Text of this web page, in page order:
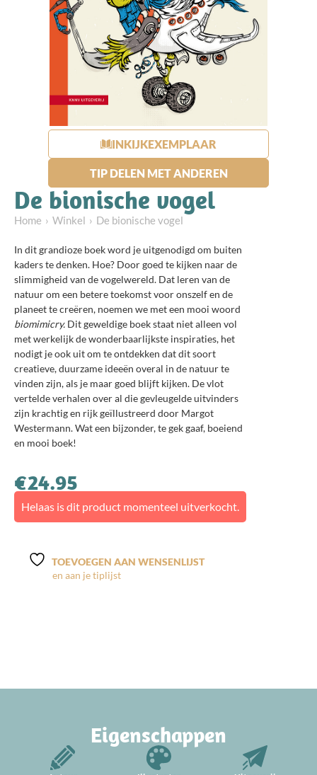
INKIJKEXEMPLAAR
TIP DELEN MET ANDEREN
De bionische vogel
Home Winkel De bionische vogel
In dit grandioze boek word je uitgenodigd om buiten
kaders te denken. Hoe? Door goed te kijken naar de
slimmigheid van de vogelwereld. Dat leren van de
natuur om een betere toekomst voor onszelf en de
planeet te creëren, noemen we met een mooi woord
biomimicry. Dit geweldige boek staat niet alleen vol
met werkelijk de wonderbaarlijkste inspiraties, het
nodigt je ook uit om te ontdekken dat dit soort
creatieve, duurzame ideeën overal in de natuur te
vinden zijn, als je maar goed blijft kijken. De vlot
vertelde verhalen over al die gevleugelde uitvinders
zijn krachtig en rijk geïllustreerd door Margot
Westermann. Wat een bijzonder, te gek gaaf, boeiend
en mooi boek!
€24.95
Helaas is dit product momenteel uitverkocht.
TOEVOEGEN AAN WENSENLIJST
Eigenschappen